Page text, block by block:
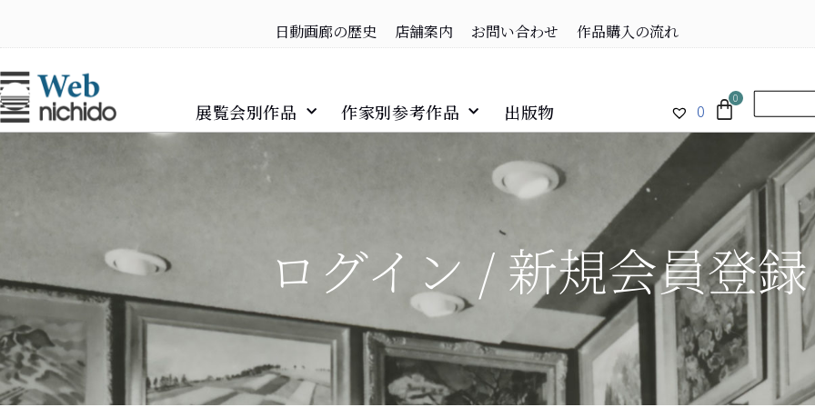
日動画廊の歴史 店舗案内 お問い合わせ 作品購入の流れ
展覧会別作品 作家別参考作品 出版物 0
0
ログイン / 新規会員登録